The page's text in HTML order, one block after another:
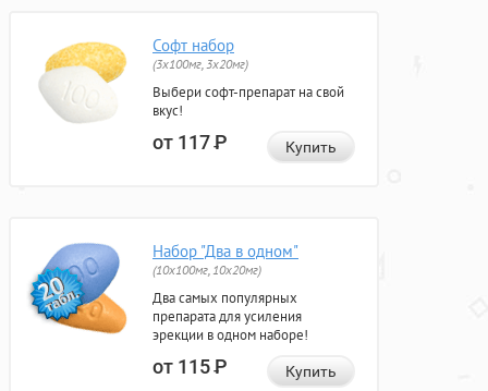
Софт набор
(3x100мг, 3x20мг)
Выбери софт-препарат на свой
вкус!
от 117Р Купить
Набор "Два в одном"
(10x100мг, 10x20мг)
Два самых популярных
препарата для усиления
эрекции в одном наборе!
от 115Р Купить